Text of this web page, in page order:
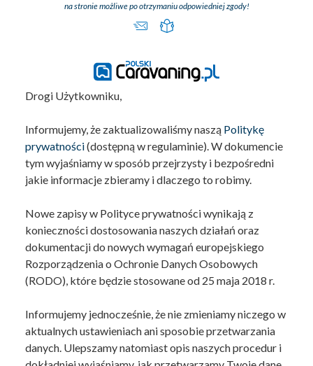
na stronie możliwe po otrzymaniu odpowiedniej zgody!
Drogi Użytkowniku,
Informujemy, że zaktualizowaliśmy naszą Politykę
prywatności(dostępną w regulaminie). W dokumencie
tym wyjaśniamy w sposób przejrzysty i bezpośredni
jakie informacje zbieramy i dlaczego to robimy.
Nowe zapisy w Polityce prywatności wynikają z
konieczności dostosowania naszych działań oraz
dokumentacji do nowych wymagań europejskiego
Rozporządzenia o Ochronie Danych Osobowych
(RODO), które będzie stosowane od 25 maja 2018 r.
Informujemy jednocześnie, że nie zmieniamy niczego w
aktualnych ustawieniach ani sposobie przetwarzania
danych. Ulepszamy natomiast opis naszych procedur i